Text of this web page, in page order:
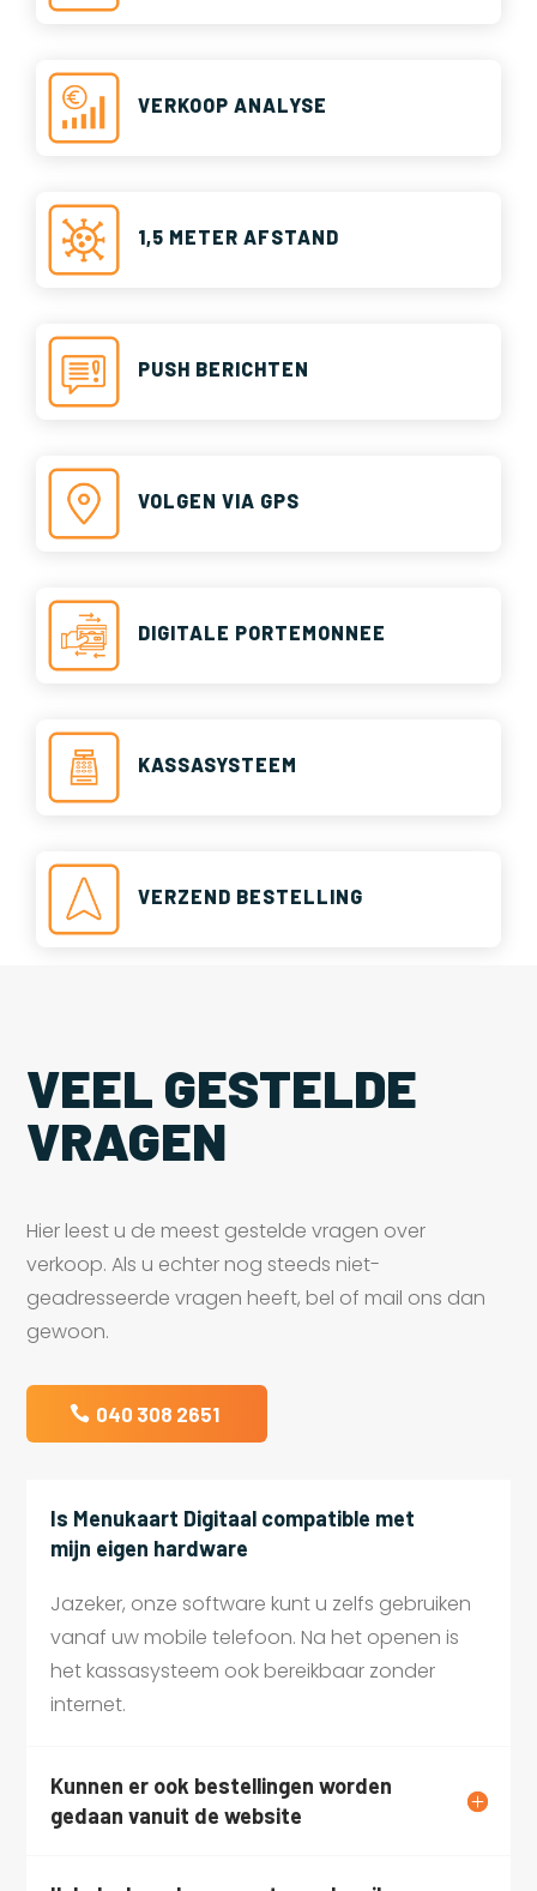
VERKOOP ANALYSE
1,5 METER AFSTAND
PUSH BERICHTEN
VOLGEN VIA GPS
DIGITALE PORTEMONNEE
KASSASYSTEEM
VERZEND BESTELLING
VEEL GESTELDE
VRAGEN
Hier leest u de meest gestelde vragen over
verkoop. Als u echter nog steeds niet-
geadresseerde vragen heeft, bel of mail ons dan
gewoon.
040 308 2651
Is Menukaart Digitaal compatible met
mijn eigen hardware
Jazeker, onze software kunt u zelfs gebruiken
vanaf uw mobile telefoon. Na het openen is
het kassasysteem ook bereikbaar zonder
internet.
Kunnen er ook bestellingen worden
gedaan vanuit de website